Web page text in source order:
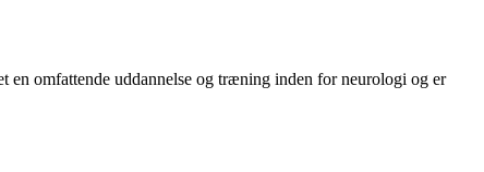
en omfattende uddannelse og træning inden for neurologi og er